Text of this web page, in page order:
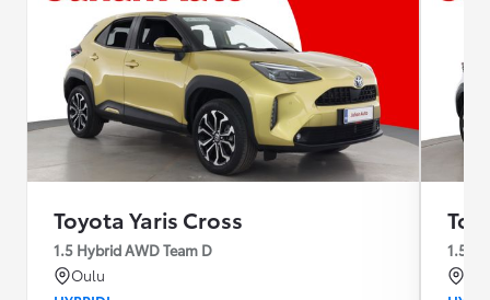
Toyota Yaris Cross
1.5 Hybrid AWD Team D
Oulu